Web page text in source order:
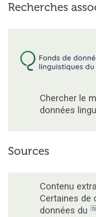
Recherches
Chercher le
données
Sources
Contenu
Certaines de
données du